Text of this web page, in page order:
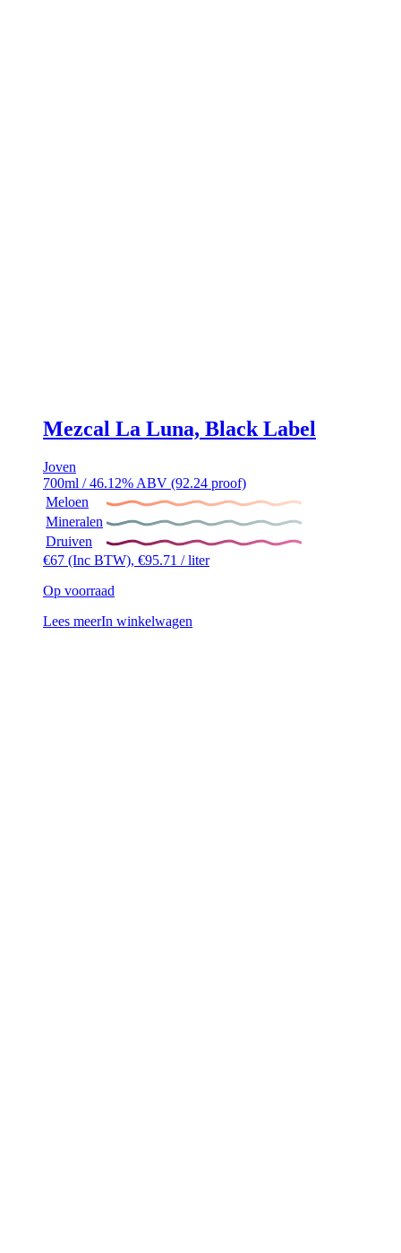
Mezcal La Luna, Black Label
Joven
700ml / 46.12% ABV (92.24 proof)
Meloen
Mineralen
Druiven
€67 (Inc BTW), €95.71 / liter
Op voorraad
Lees meerIn winkelwagen